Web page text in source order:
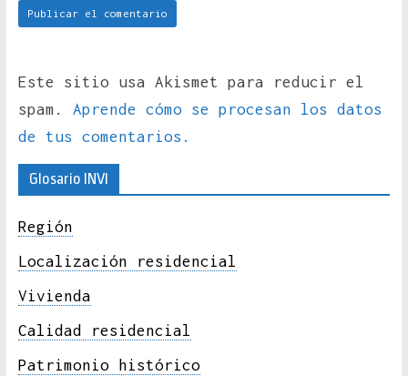
Este sitio usa Akismet para reducir el
spam. Aprende cómo se procesan los datos
de tus comentarios.
Glosario INVI
Región
Localización residencial
Vivienda
Calidad residencial
Patrimonio histórico